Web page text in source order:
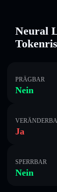
Neural
PRÄGBAR
Nein
Ja
SPERRBAR
Nein